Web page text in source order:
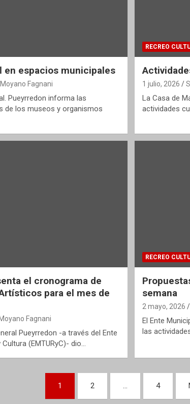
en espacios municipales
Fagnani
Pueyrredon informa las
de los museos y organismos
RECREO
1 julio, 2026
La Casa de
actividades
el cronograma de
para el mes de
Fagnani
Pueyrredon -a través del Ente
(EMTURyC)- dio…
RECREO
semana
2 mayo, 2026
El Ente
las
1 2 4